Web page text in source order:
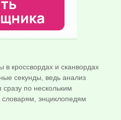
в кроссвордах и сканвордах
секунды, ведь анализ
сразу по нескольким
энциклопедям